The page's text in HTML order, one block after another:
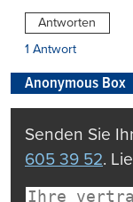
Antworten
1 Antwort
Anonymous Box
Senden Sie
605 39 52.